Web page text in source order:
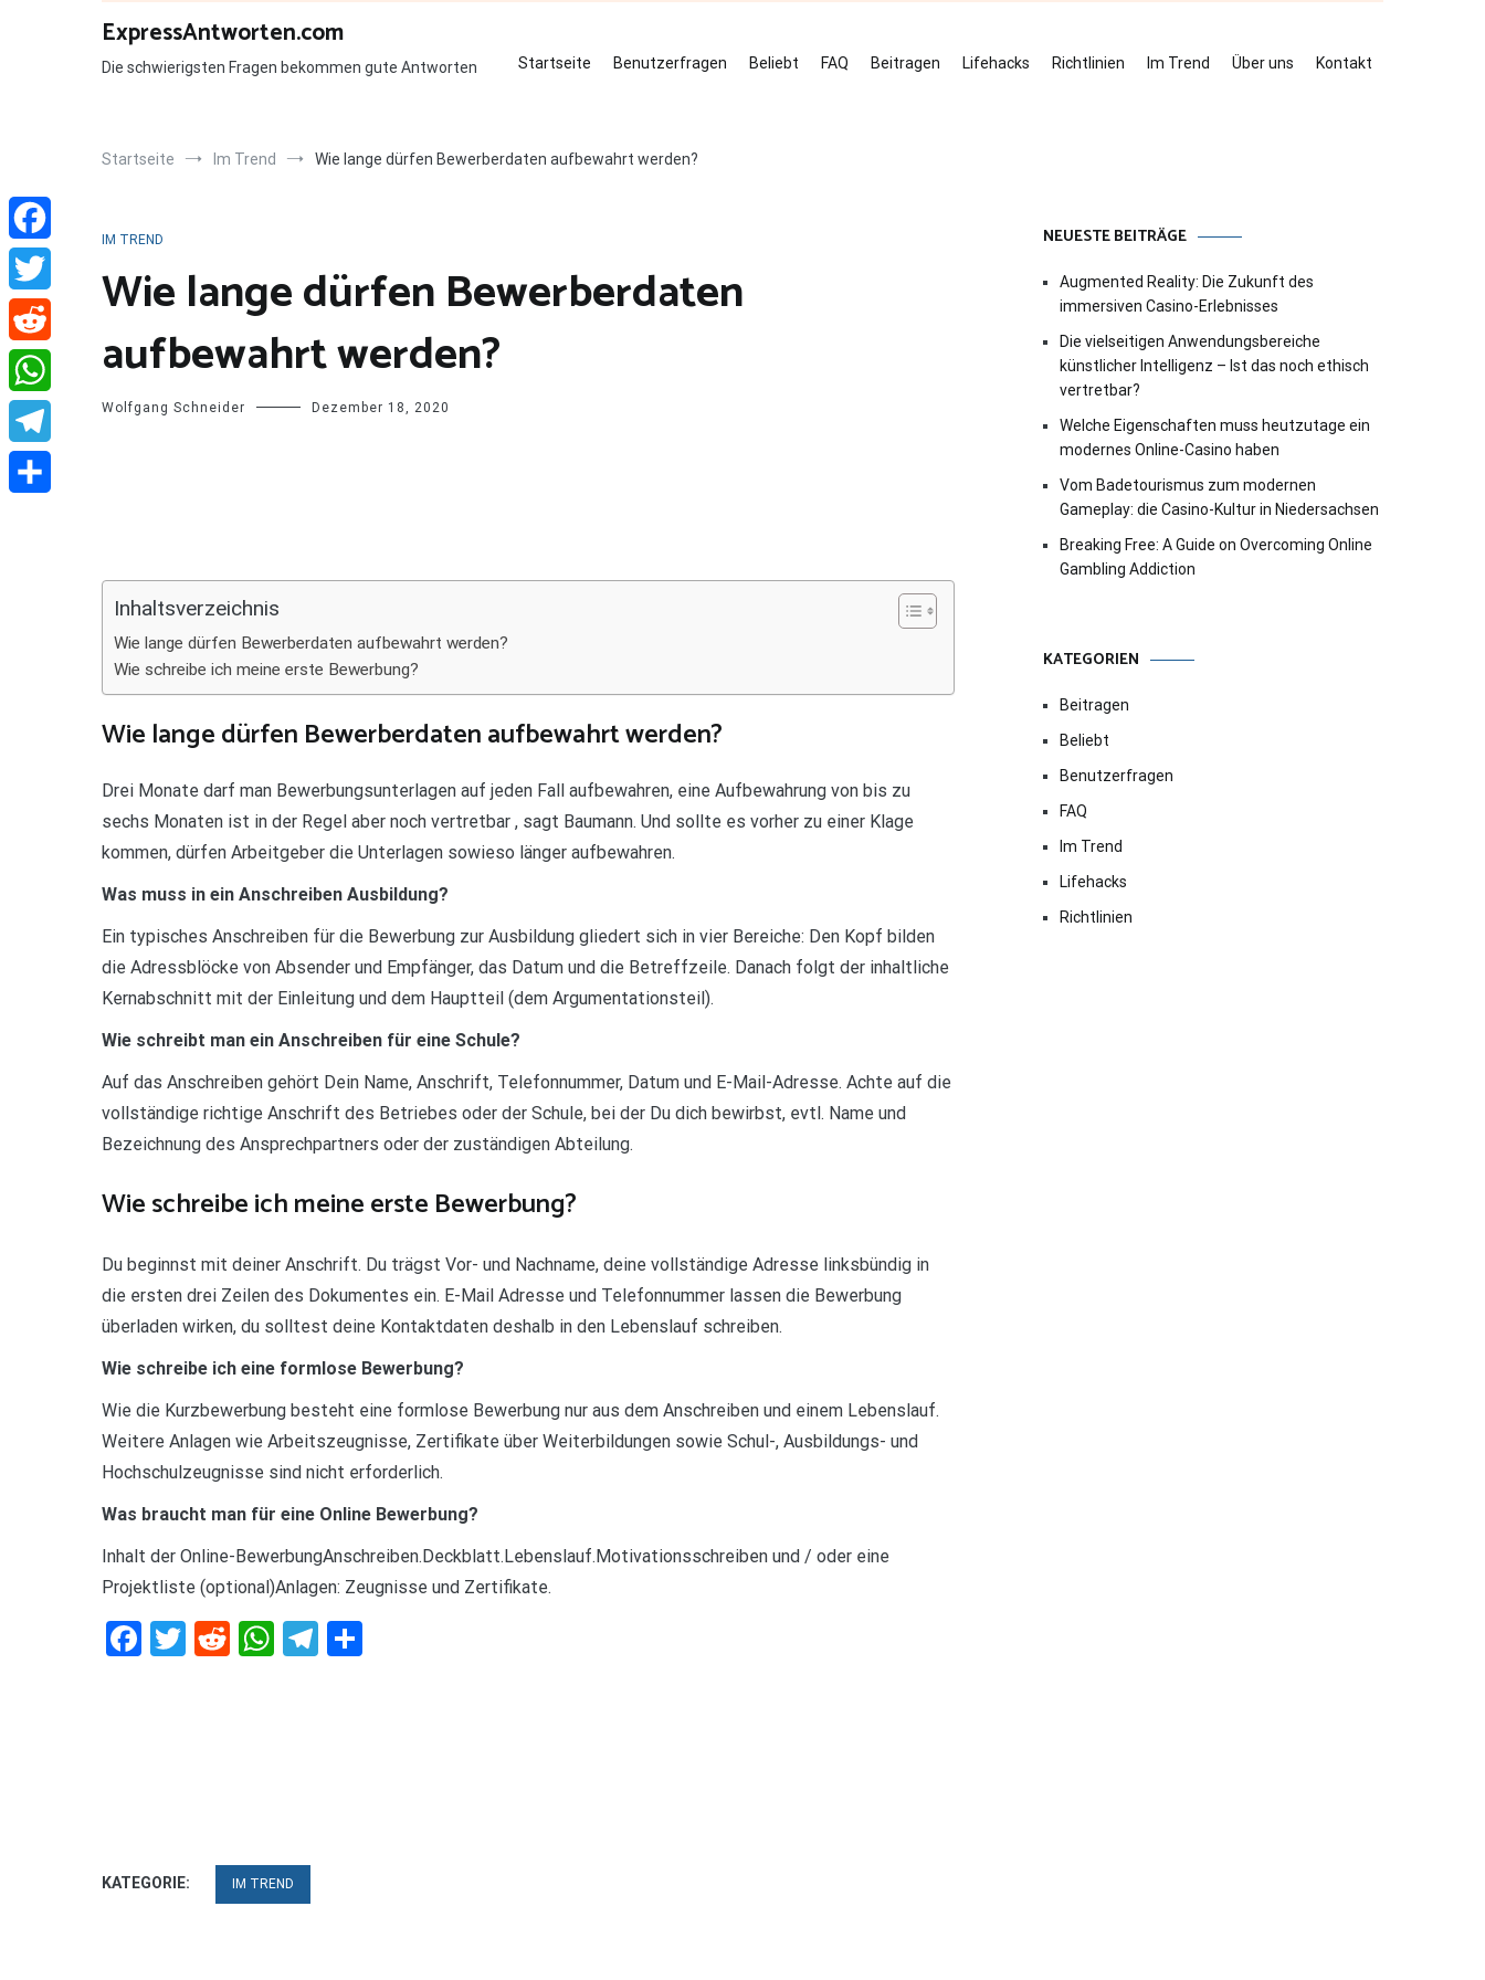
ExpressAntworten.com
Die schwierigsten Fragen bekommen gute Antworten Startseite Benutzerfragen Beliebt FAQ Beitragen Lifehacks Richtlinien Im Trend Über uns Kontakt
Startseite Im Trend Wie lange dürfen Bewerberdaten aufbewahrt werden?
IM TREND
Wie lange dürfen Bewerberdaten
aufbewahrt werden?
Wolfgang Schneider Dezember 18, 2020
Inhaltsverzeichnis
Wie lange dürfen Bewerberdaten aufbewahrt werden?
Wie schreibe ich meine erste Bewerbung?
Wie lange dürfen Bewerberdaten aufbewahrt werden?
Drei Monate darf man Bewerbungsunterlagen auf jeden Fall aufbewahren, eine Aufbewahrung von bis zu
sechs Monaten ist in der Regel aber noch vertretbar , sagt Baumann. Und sollte es vorher zu einer Klage
kommen, dürfen Arbeitgeber die Unterlagen sowieso länger aufbewahren.
Was muss in ein Anschreiben Ausbildung?
Ein typisches Anschreiben für die Bewerbung zur Ausbildung gliedert sich in vier Bereiche: Den Kopf bilden
die Adressblöcke von Absender und Empfänger, das Datum und die Betreffzeile. Danach folgt der inhaltliche
Kernabschnitt mit der Einleitung und dem Hauptteil (dem Argumentationsteil).
Wie schreibt man ein Anschreiben für eine Schule?
Auf das Anschreiben gehört Dein Name, Anschrift, Telefonnummer, Datum und E-Mail-Adresse. Achte auf die
vollständige richtige Anschrift des Betriebes oder der Schule, bei der Du dich bewirbst, evtl. Name und
Bezeichnung des Ansprechpartners oder der zuständigen Abteilung.
Wie schreibe ich meine erste Bewerbung?
Du beginnst mit deiner Anschrift. Du trägst Vor- und Nachname, deine vollständige Adresse linksbündig in
die ersten drei Zeilen des Dokumentes ein. E-Mail Adresse und Telefonnummer lassen die Bewerbung
überladen wirken, du solltest deine Kontaktdaten deshalb in den Lebenslauf schreiben.
Wie schreibe ich eine formlose Bewerbung?
Wie die Kurzbewerbung besteht eine formlose Bewerbung nur aus dem Anschreiben und einem Lebenslauf.
Weitere Anlagen wie Arbeitszeugnisse, Zertifikate über Weiterbildungen sowie Schul-, Ausbildungs- und
Hochschulzeugnisse sind nicht erforderlich.
Was braucht man für eine Online Bewerbung?
Inhalt der Online-BewerbungAnschreiben.Deckblatt.Lebenslauf.Motivationsschreiben und / oder eine
Projektliste (optional)Anlagen: Zeugnisse und Zertifikate.
Facebook
Twitter
RedditWhatsApp
Telegram
KATEGORIE: IM TREND
NEUESTE BEITRÄGE
Augmented Reality: Die Zukunft des
immersiven Casino-Erlebnisses
Die vielseitigen Anwendungsbereiche
künstlicher Intelligenz – Ist das noch ethisch
vertretbar?
Welche Eigenschaften muss heutzutage ein
modernes Online-Casino haben
Vom Badetourismus zum modernen
Gameplay: die Casino-Kultur in Niedersachsen
Breaking Free: A Guide on Overcoming Online
Gambling Addiction
KATEGORIEN
Beitragen
Beliebt
Benutzerfragen
FAQ
Im Trend
Lifehacks
Richtlinien
Facebook
Twitter
Reddit
WhatsApp
Telegram